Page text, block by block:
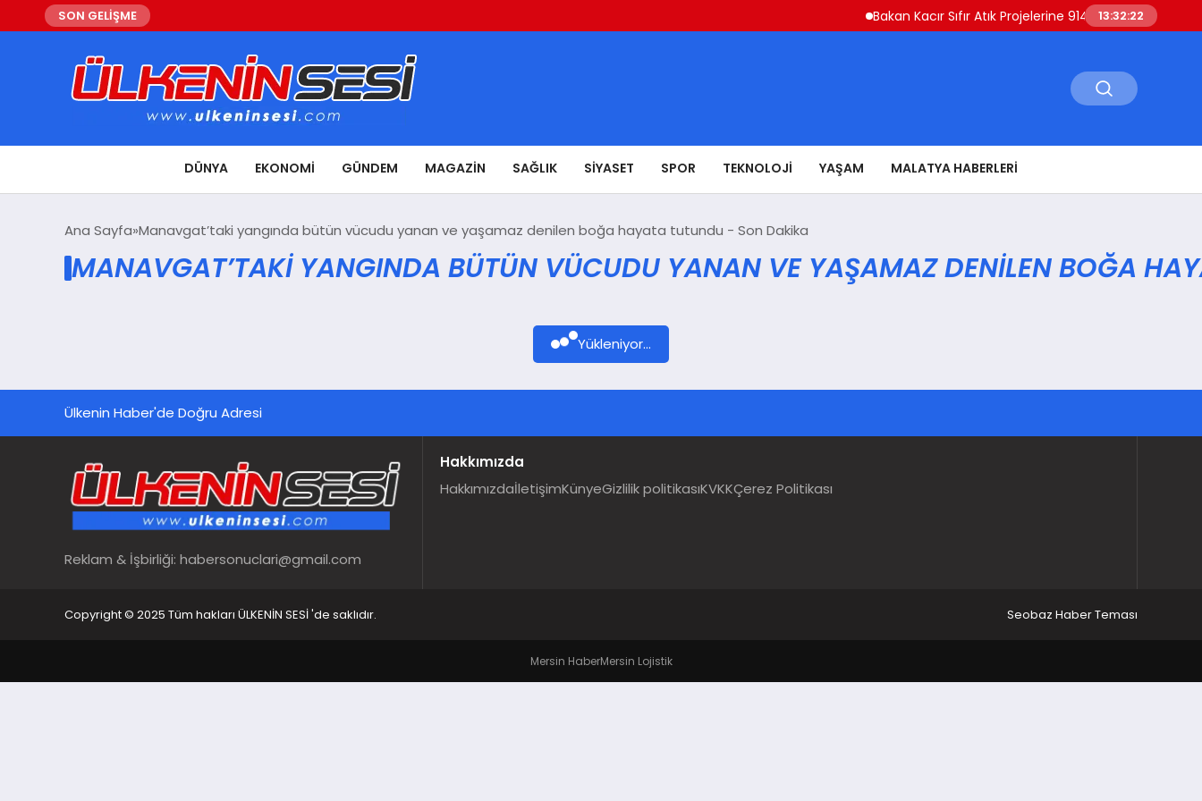
SON GELİŞME Bakan Kacır Sıfır Atık Projelerine 914 Milyon Lira Destek
13:32:22
DÜNYA EKONOMI GÜNDEM MAGAZIN SAĞLIK SIYASET SPOR TEKNOLOJI YAŞAM MALATYA HABERLERI
Ana Sayfa Manavgat’taki yangında bütün vücudu yanan ve yaşamaz denilen boğa hayata tutundu - Son Dakika
MANAVGAT’TAKI YANGINDA BÜTÜN VÜCUDU YANAN VE YAŞAMAZ DENILEN BOĞA
Yükleniyor...
Ülkenin Haber'de Doğru Adresi
Reklam & İşbirliği: habersonuclari@gmail.com
Hakkımızda
HakkımızdaİletişimKünyeGizlilik politikasıKVKKÇerez Politikası
Copyright © 2025 Tüm hakları ÜLKENİN SESİ 'de saklıdır. Seobaz Haber Teması
Mersin HaberMersin Lojistik